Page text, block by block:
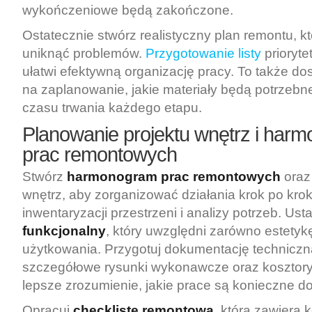
wykończeniowe będą zakończone.
Ostatecznie stwórz realistyczny plan remontu,
uniknąć problemów. Przygotowanie listy
ułatwi efektywną organizację pracy. To także
na zaplanowanie, jakie materiały będą
czasu trwania każdego etapu.
Planowanie projektu wnętrz i
prac remontowych
Stwórz harmonogram prac remontowych
wnętrz, aby zorganizować działania krok po
inwentaryzacji przestrzeni i analizy potrzeb.
funkcjonalny, który uwzględni zarówno
użytkowania. Przygotuj dokumentację
szczegółowe rysunki wykonawcze oraz
lepsze zrozumienie, jakie prace są konieczne